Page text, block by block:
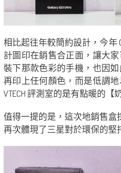
相比起往年較簡約設計，今年
計圖印在銷售合正面，讓大
裝下那款色彩的手機，也因
再印上任何顏色，而是低調
VTECH 評測室的是有點暖的【
值得一提的是，這次地銷售盒
再次體現了三星對於環保的堅